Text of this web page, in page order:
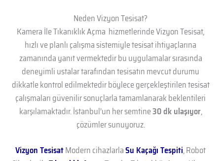
Neden Vizyon Tesisat?
Kamera İle Tıkanıklık Açma hizmetlerinde Vizyon Tesisat,
hızlı ve planlı çalışma sistemiyle tesisat ihtiyaçlarına
zamanında yanıt vermektedir bu uygulamalar sırasında
deneyimli ustalar tarafından tesisatın mevcut durumu
dikkatle kontrol edilmektedir böylece gerçekleştirilen tesisat
çalışmaları güvenilir sonuçlarla tamamlanarak beklentileri
karşılamaktadır. İstanbul’un her semtine30 dk ulaşıyor,
çözümler sunuyoruz.
Vizyon TesisatModern cihazlarlaSu Kaçağı Tespiti, Robot